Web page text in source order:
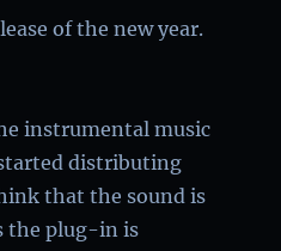
of the new year.
instrumental music
distributing
that the sound is
the plug-in is